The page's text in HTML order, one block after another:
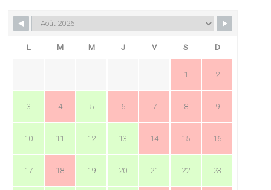
L M M J V S D
1 2
3 4 5 6 7 8 9
10 11 12 13 14 15 16
17 18 19 20 21 22 23